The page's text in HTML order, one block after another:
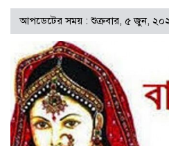
আপডেটের সময় : শুক্রবার, ৫ জুন,